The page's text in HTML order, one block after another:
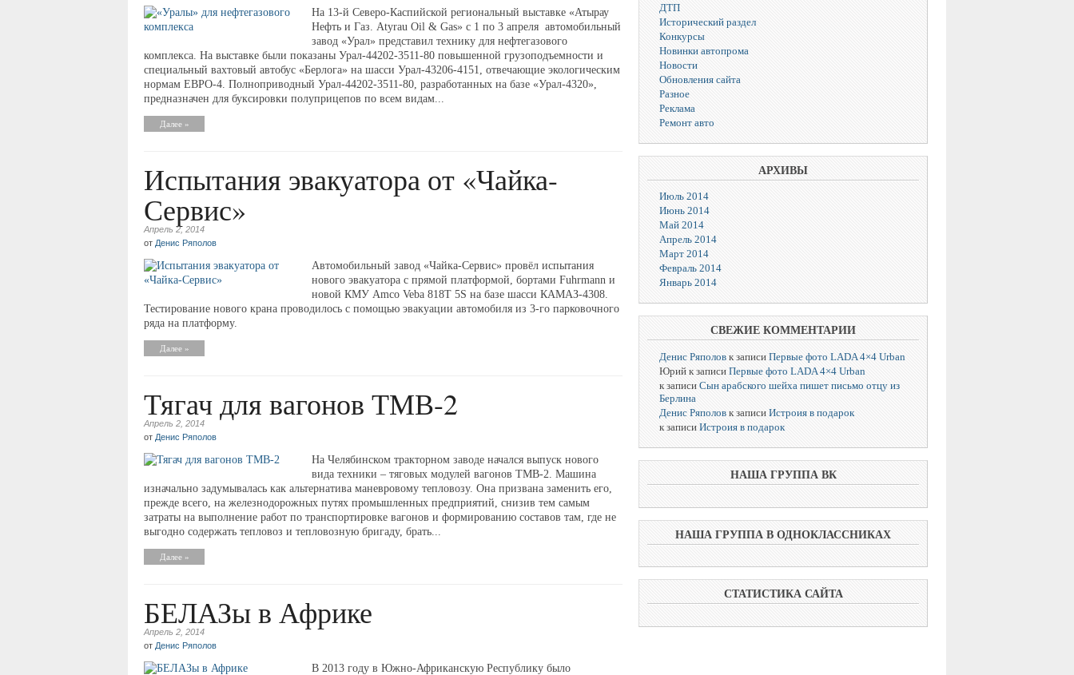
На 13-й Северо-Каспийской региональный выставке «Атырау
Нефть и Газ. Atyrau Oil & Gas» с 1 по 3 апреля автомобильный
завод «Урал» представил технику для нефтегазового
комплекса. На выставке были показаны Урал-44202-3511-80 повышенной грузоподъемности и
специальный вахтовый автобус «Берлога» на шасси Урал-43206-4151, отвечающие экологическим
нормам ЕВРО-4. Полноприводный Урал-44202-3511-80, разработанных на базе «Урал-4320»,
предназначен для буксировки полуприцепов по всем видам...
Далее »
Испытания эвакуатора от «Чайка-
Сервис»
Апрель 2, 2014
от Денис Ряполов
Автомобильный завод «Чайка-Сервис» провёл испытания
нового эвакуатора с прямой платформой, бортами Fuhrmann и
новой КМУ Amco Veba 818T 5S на базе шасси КАМАЗ-4308.
Тестирование нового крана проводилось с помощью эвакуации автомобиля из 3-го парковочного
ряда на платформу.
Далее »
Тягач для вагонов ТМВ-2
Апрель 2, 2014
от Денис Ряполов
На Челябинском тракторном заводе начался выпуск нового
вида техники – тяговых модулей вагонов ТМВ-2. Машина
изначально задумывалась как альтернатива маневровому тепловозу. Она призвана заменить его,
прежде всего, на железнодорожных путях промышленных предприятий, снизив тем самым
затраты на выполнение работ по транспортировке вагонов и формированию составов там, где не
выгодно содержать тепловоз и тепловозную бригаду, брать...
Далее »
БЕЛАЗы в Африке
Апрель 2, 2014
от Денис Ряполов
В 2013 году в Южно-Африканскую Республику было
ДТП
Исторический раздел
Конкурсы
Новинки автопрома
Новости
Обновления сайта
Разное
Реклама
Ремонт авто
АРХИВЫ
Июль 2014
Июнь 2014
Май 2014
Апрель 2014
Март 2014
Февраль 2014
Январь 2014
СВЕЖИЕ КОММЕНТАРИИ
Денис Ряполов к записи Первые фото LADA 4×4 Urban
Юрий к записи Первые фото LADA 4×4 Urban
к записи Сын арабского шейха пишет письмо отцу из
Берлина
Денис Ряполов к записи Истроия в подарок
к записи Истроия в подарок
НАША ГРУППА ВК
НАША ГРУППА В ОДНОКЛАССНИКАХ
СТАТИСТИКА САЙТА